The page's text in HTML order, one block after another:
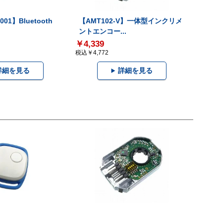
】Bluetooth
細を見る
【AMT102-V】一体型インクリメ
ントエンコー...
￥4,339
税込￥4,772
詳細を見る